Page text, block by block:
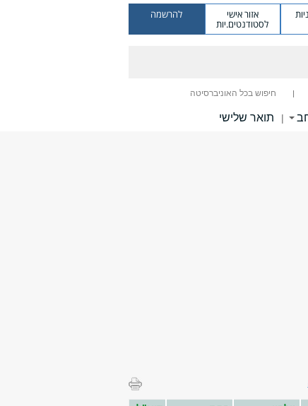
אזור אישי
לסטודנטים.יות
להרשמה
חיפוש בכל האוניברסיטה
| תואר שלישי